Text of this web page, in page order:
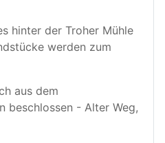
hinter der Troher Mühle
werden zum
aus dem
beschlossen - Alter Weg,